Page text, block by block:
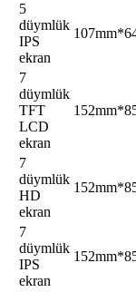
5
düymlük
IPS
ekran
7
düymlük
TFT
LCD
ekran
7
düymlük
HD
ekran
7
düymlük
IPS
ekran